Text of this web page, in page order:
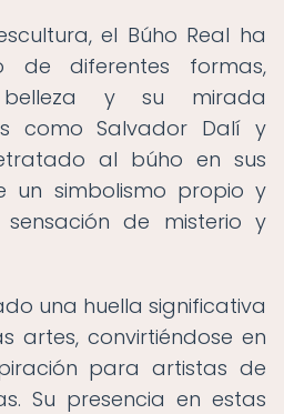
el Búho Real ha
de diferentes formas,
y su mirada
como Salvador Dalí y
al búho en sus
un simbolismo propio y
de misterio y
una huella significativa
artes, convirtiéndose en
para artistas de
Su presencia en estas